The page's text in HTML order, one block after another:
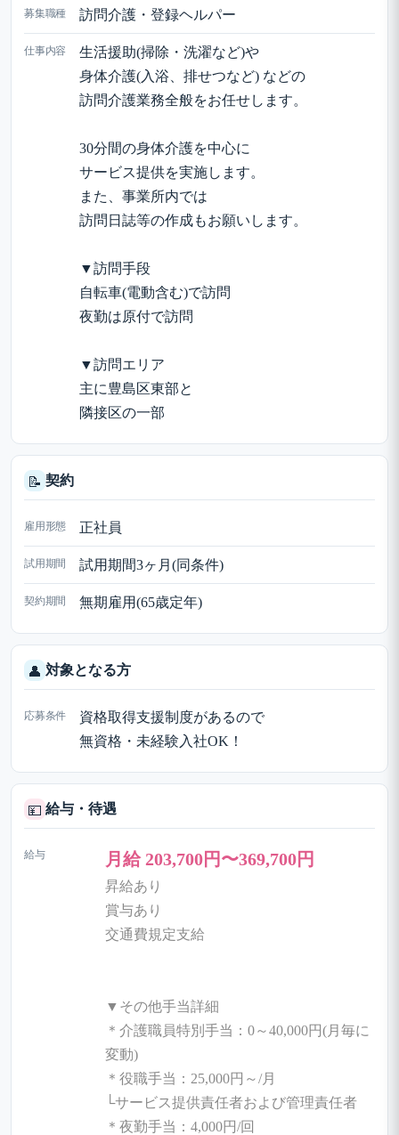
募集職種 訪問介護・登録ヘルパー
仕事内容
生活援助(掃除・洗濯など)や
身体介護(入浴、排せつなど) などの
訪問介護業務全般をお任せします。
30分間の身体介護を中心に
サービス提供を実施します。
また、事業所内では
訪問日誌等の作成もお願いします。
▼訪問手段
自転車(電動含む)で訪問
夜勤は原付で訪問
▼訪問エリア
主に豊島区東部と
隣接区の一部
📝 契約
雇用形態 正社員
試用期間 試用期間3ヶ月(同条件)
契約期間 無期雇用(65歳定年)
👤 対象となる方
応募条件
資格取得支援制度があるので
無資格・未経験入社OK！
💴 給与・待遇
給与 月給 203,700円〜369,700円
昇給あり
賞与あり
交通費規定支給
▼その他手当詳細
＊介護職員特別手当：0～40,000円(月毎に
変動)
＊役職手当：25,000円～/月
└サービス提供責任者および管理責任者
＊夜勤手当：4,000円/回